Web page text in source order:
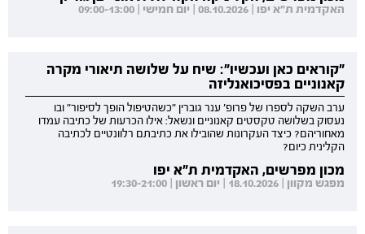
האקדמית ת"א יפו | 08.10.2026 | יום חמישי | 09:00-13:00
"קוראים כאן ועכשיו": שיח על שלושה תיאורי מקרה
קאנוניים בפסיכואנליזה
ערב השקה לספרו של פרופ' ענר גוברין "כשהטיפול הופך לסיפור" ובו
נעסוק בשלושה טקסטים קאנוניים ונשאל: אילו הכרעות של כתיבה עמדו
מאחוריהם? כיצד העקרונות שהובילו את כתיבתם רלוונטיים לכתיבה
הקלינית כיום?
מכון מפרשים, האקדמית ת"א יפו
מפגש מקוון | 18.10.2026 | יום ראשון | 19:30-21:00